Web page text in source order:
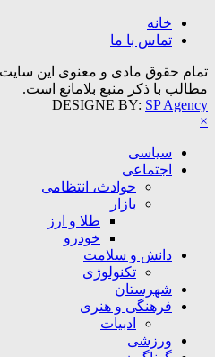
خانه
تماس با ما
تمام حقوق مادی و معنوی این
مطالب با ذکر منبع بلامانع است.
DESIGNE BY: SP Agency
×
سیاسی
اجتماعی
حوادث، انتظامی
بازار
طلا و ارز
خودرو
دانش و سلامت
تکنولوژی
شهرستان
فرهنگی و هنری
ادبیات
ورزشی